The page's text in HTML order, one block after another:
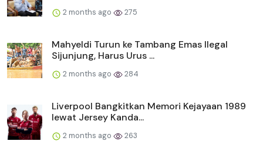
2 months ago 275
Mahyeldi Turun ke Tambang Emas Ilegal
Sijunjung, Harus Urus ...
2 months ago 284
Liverpool Bangkitkan Memori Kejayaan 1989
lewat Jersey Kanda...
2 months ago 263